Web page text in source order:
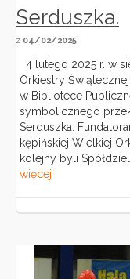
Serduszka.
z 04/02/2025
4 lutego 2025 r. w
Orkiestry
w Bibliotece
symbolicznego
Serduszka.
kępińskiej Wielkiej
kolejny byli
więcej